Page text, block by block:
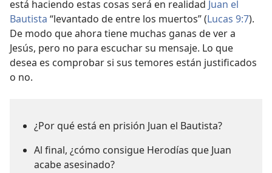
está haciendo estas cosas será en realidad Juan el
Bautista “levantado de entre los muertos” (Lucas 9:7).
De modo que ahora tiene muchas ganas de ver a
Jesús, pero no para escuchar su mensaje. Lo que
desea es comprobar si sus temores están justificados
o no.
¿Por qué está en prisión Juan el Bautista?
Al final, ¿cómo consigue Herodías que Juan
acabe asesinado?